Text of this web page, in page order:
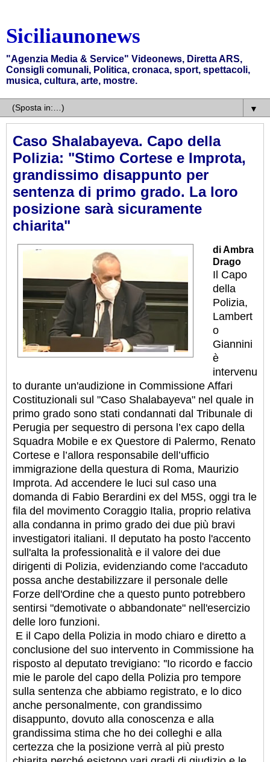
Siciliaunonews
"Agenzia Media & Service" Videonews, Diretta ARS,
Consigli comunali, Politica, cronaca, sport, spettacoli,
musica, cultura, arte, mostre.
▼
Caso Shalabayeva. Capo della
Polizia: "Stimo Cortese e Improta,
grandissimo disappunto per
sentenza di primo grado. La loro
posizione sarà sicuramente
chiarita"
di Ambra
Drago
Il Capo
della
Polizia,
Lambert
o
Giannini
è
intervenu
to durante un'audizione in Commissione Affari
Costituzionali sul "Caso Shalabayeva" nel quale in
primo grado sono stati condannati dal Tribunale di
Perugia per sequestro di persona l’ex capo della
Squadra Mobile e ex Questore di Palermo, Renato
Cortese e l’allora responsabile dell’ufficio
immigrazione della questura di Roma, Maurizio
Improta. Ad accendere le luci sul caso una
domanda di Fabio Berardini ex del M5S, oggi tra le
fila del movimento Coraggio Italia, proprio relativa
alla condanna in primo grado dei due più bravi
investigatori italiani. Il deputato ha posto l'accento
sull'alta la professionalità e il valore dei due
dirigenti di Polizia, evidenziando come l'accaduto
possa anche destabilizzare il personale delle
Forze dell'Ordine che a questo punto potrebbero
sentirsi "demotivate o abbandonate" nell'esercizio
delle loro funzioni.
E il Capo della Polizia in modo chiaro e diretto a
conclusione del suo intervento in Commissione ha
risposto al deputato trevigiano: ''Io ricordo e faccio
mie le parole del capo della Polizia pro tempore
sulla sentenza che abbiamo registrato, e lo dico
anche personalmente, con grandissimo
disappunto, dovuto alla conoscenza e alla
grandissima stima che ho dei colleghi e alla
certezza che la posizione verrà al più presto